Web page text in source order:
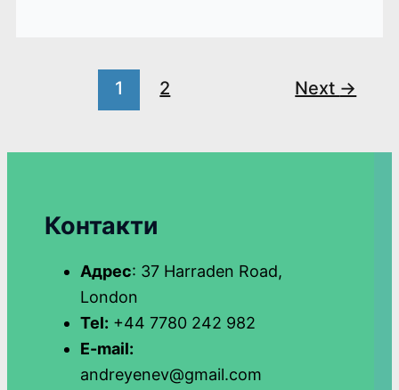
1 2 Next →
Контакти
Адрес: 37 Harraden Road,
London
Tel: +44 7780 242 982
E-mail:
andreyenev@gmail.com